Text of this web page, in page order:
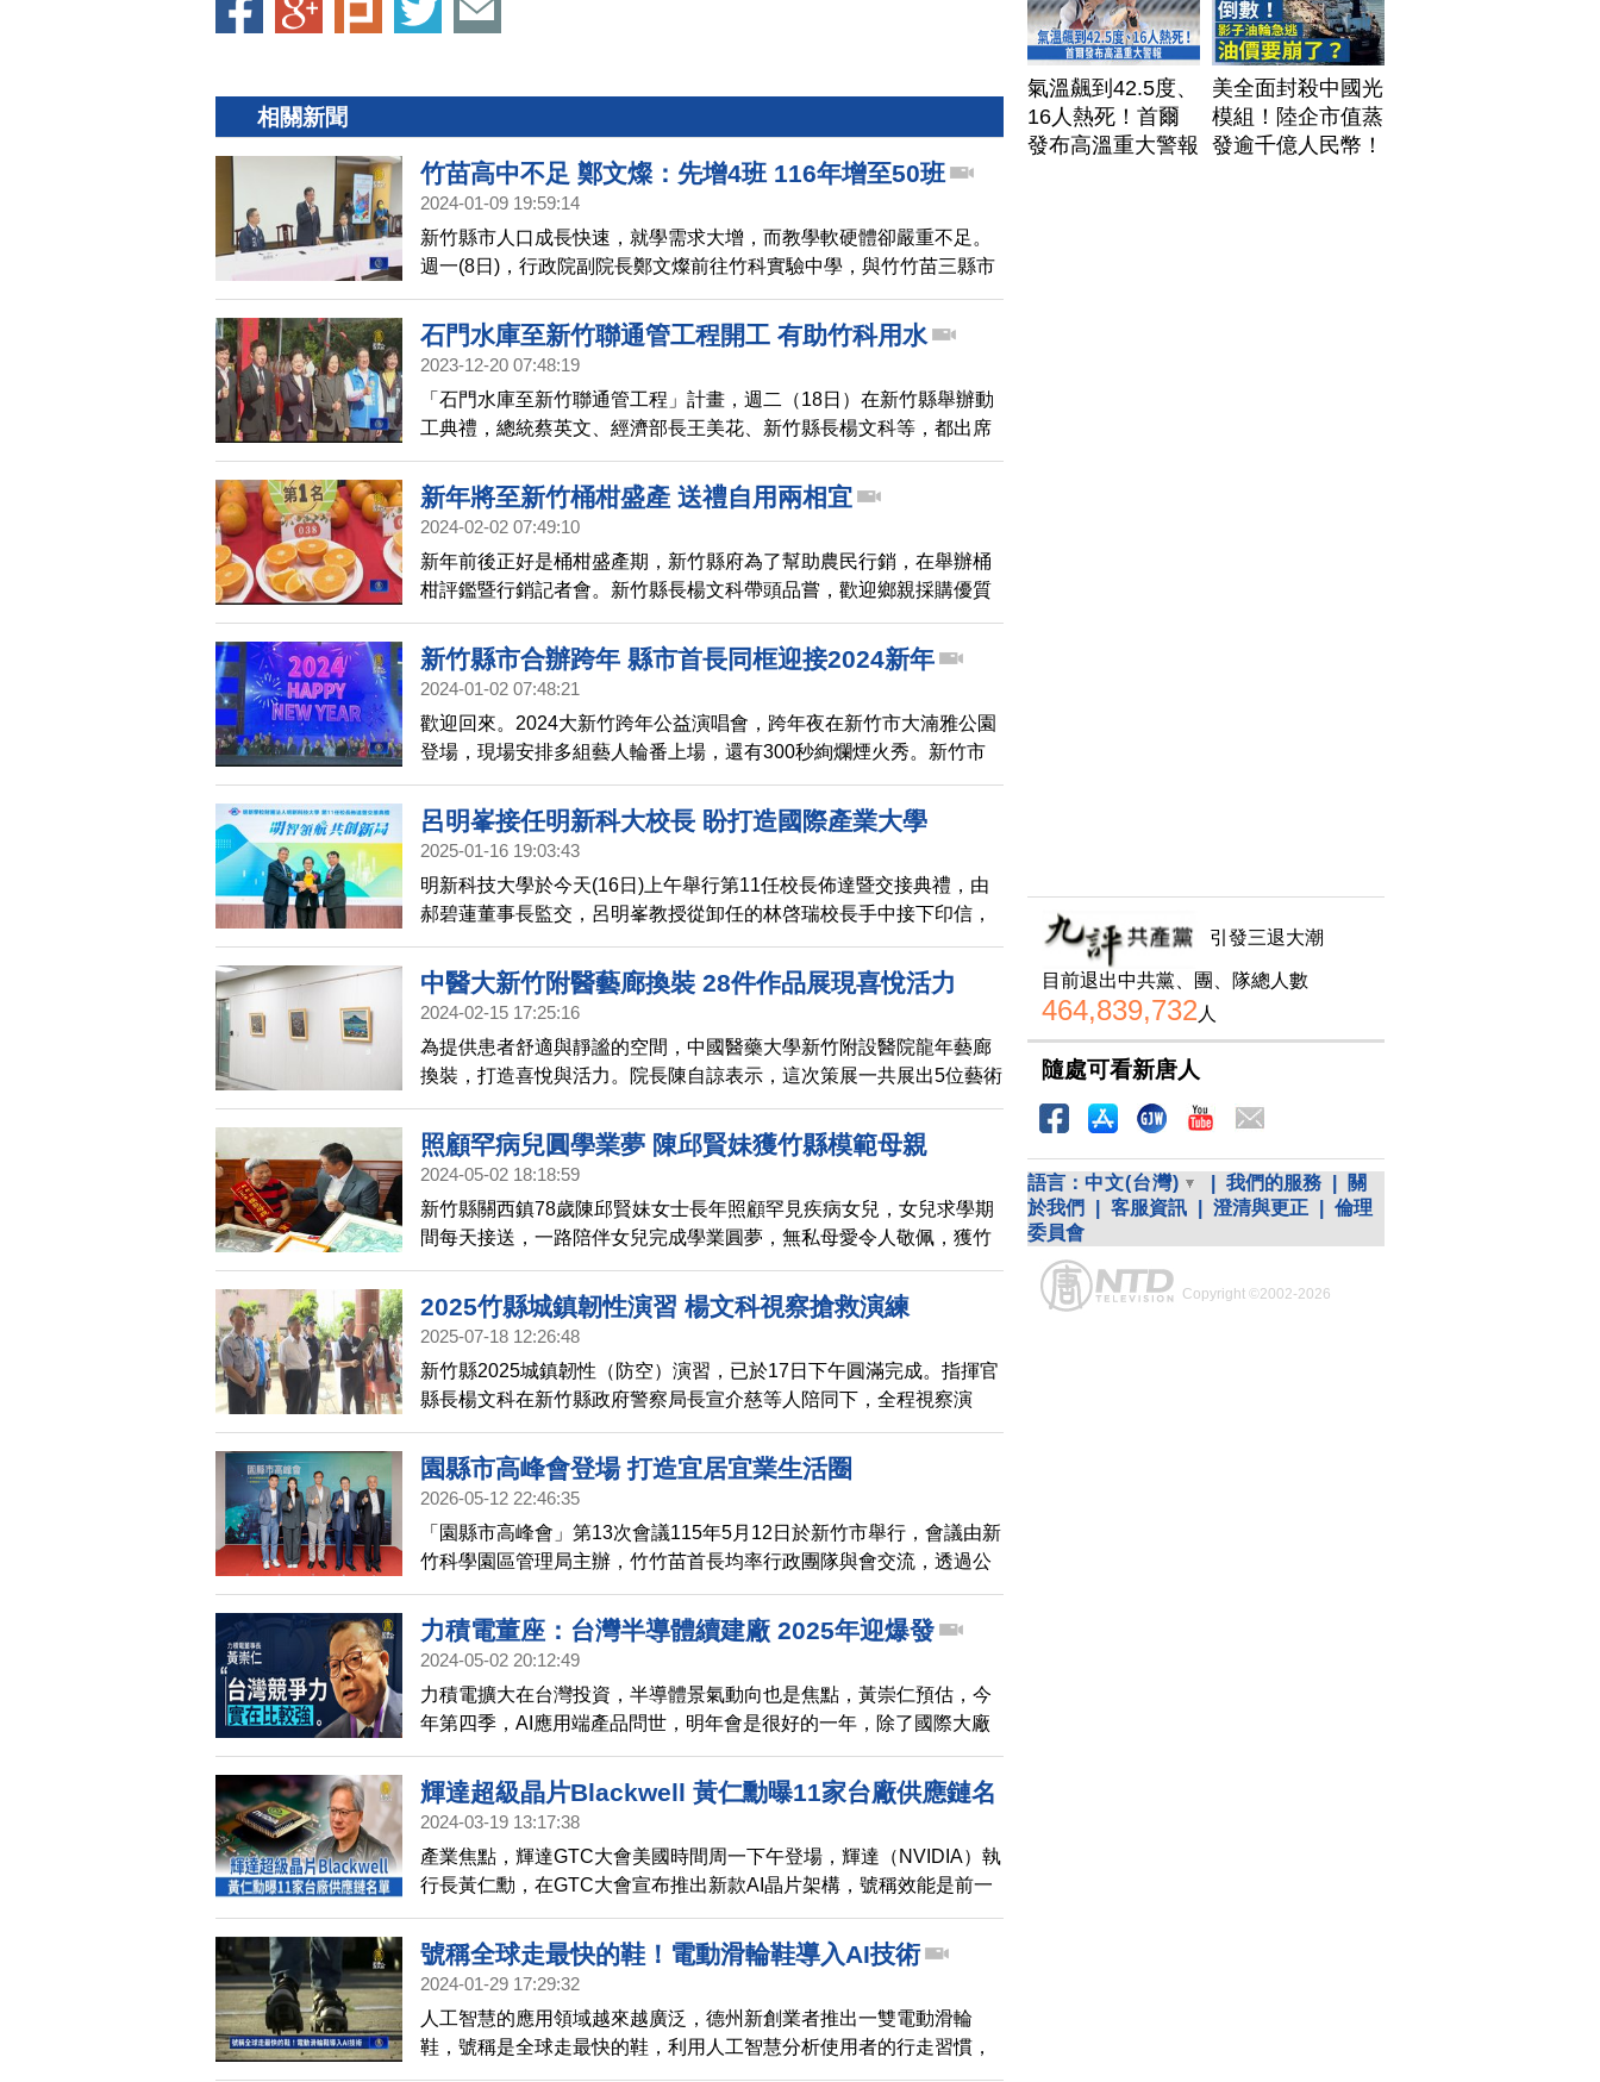
相關新聞
竹苗高中不足 鄭文燦：先增4班 116年增至50班
2024-01-09 19:59:14
新竹縣市人口成長快速，就學需求大增，而教學軟硬體卻嚴重不足。
週一(8日)，行政院副院長鄭文燦前往竹科實驗中學，與竹竹苗三縣市
首長座談。鄭文燦允諾，大新竹地區國立高中在113學年8月先增設4
班，並逐年增加到116學年至少50班，名額至少1700人。
石門水庫至新竹聯通管工程開工 有助竹科用水
2023-12-20 07:48:19
「石門水庫至新竹聯通管工程」計畫，週二（18日）在新竹縣舉辦動
工典禮，總統蔡英文、經濟部長王美花、新竹縣長楊文科等，都出席
參加動土儀式。總統蔡英文表示，這項工程是桃園到新竹的第二條備
援管線，完工後，石門水庫每日可供應30萬噸原水給新竹縣的寶二水
庫。
新年將至新竹桶柑盛產 送禮自用兩相宜
2024-02-02 07:49:10
新年前後正好是桶柑盛產期，新竹縣府為了幫助農民行銷，在舉辦桶
柑評鑑暨行銷記者會。新竹縣長楊文科帶頭品嘗，歡迎鄉親採購優質
的新竹桶柑，「大桔大利」過新年。
新竹縣市合辦跨年 縣市首長同框迎接2024新年
2024-01-02 07:48:21
歡迎回來。2024大新竹跨年公益演唱會，跨年夜在新竹市大湳雅公園
登場，現場安排多組藝人輪番上場，還有300秒絢爛煙火秀。新竹市
長高虹安、新竹縣長楊文科等人也到場，與民眾一起迎接2024新年到
來。
呂明峯接任明新科大校長 盼打造國際產業大學
2025-01-16 19:03:43
明新科技大學於今天(16日)上午舉行第11任校長佈達暨交接典禮，由
郝碧蓮董事長監交，呂明峯教授從卸任的林啓瑞校長手中接下印信，
完成校務傳承，2/1正式上任。
中醫大新竹附醫藝廊換裝 28件作品展現喜悅活力
2024-02-15 17:25:16
為提供患者舒適與靜謐的空間，中國醫藥大學新竹附設醫院龍年藝廊
換裝，打造喜悅與活力。院長陳自諒表示，這次策展一共展出5位藝術
家，28件作品，包含朱德群「喜相逢」、陳嘉慧「橙韻花蔚」、劉邦
光「家園」、 傅振賢「生活日誌」、蔡政維雕塑「騰精靈」等國際級
藝術家，主題以喜悅、活力、自由以及慢活。
照顧罕病兒圓學業夢 陳邱賢妹獲竹縣模範母親
2024-05-02 18:18:59
新竹縣關西鎮78歲陳邱賢妹女士長年照顧罕見疾病女兒，女兒求學期
間每天接送，一路陪伴女兒完成學業圓夢，無私母愛令人敬佩，獲竹
縣模範母親「給力媽媽」代表。
2025竹縣城鎮韌性演習 楊文科視察搶救演練
2025-07-18 12:26:48
新竹縣2025城鎮韌性（防空）演習，已於17日下午圓滿完成。指揮官
縣長楊文科在新竹縣政府警察局長宣介慈等人陪同下，全程視察演
習，逐一視導驗證區新豐鄉交通管制及疏散避難執行情形、戰災搶救
演練及戰時災民收容救濟站開設演練，同時慰勉執勤人員的辛勞。
園縣市高峰會登場 打造宜居宜業生活圈
2026-05-12 22:46:35
「園縣市高峰會」第13次會議115年5月12日於新竹市舉行，會議由新
竹科學園區管理局主辦，竹竹苗首長均率行政團隊與會交流，透過公
私跨域合作與交流，打造更宜居宜業的共同生活圈。
力積電董座：台灣半導體續建廠 2025年迎爆發
2024-05-02 20:12:49
力積電擴大在台灣投資，半導體景氣動向也是焦點，黃崇仁預估，今
年第四季，AI應用端產品問世，明年會是很好的一年，除了國際大廠
鎖定高頻寬記憶體發展，台廠也看好記憶體堆疊技術。
輝達超級晶片Blackwell 黃仁勳曝11家台廠供應鏈名
單
2024-03-19 13:17:38
產業焦點，輝達GTC大會美國時間周一下午登場，輝達（NVIDIA）執
行長黃仁勳，在GTC大會宣布推出新款AI晶片架構，號稱效能是前一
代五倍，除了由台積電4奈米製程代工，算力大幅提升的同時，也曝光
11家台廠供應鏈名單。
號稱全球走最快的鞋！電動滑輪鞋導入AI技術
2024-01-29 17:29:32
人工智慧的應用領域越來越廣泛，德州新創業者推出一雙電動滑輪
鞋，號稱是全球走最快的鞋，利用人工智慧分析使用者的行走習慣，
讓步行更有效率。
氣溫飆到42.5度、
16人熱死！首爾
發布高溫重大警報
美全面封殺中國光
模組！陸企市值蒸
發逾千億人民幣！
引發三退大潮
目前退出中共黨、團、隊總人數
464,839,732 人
隨處可看新唐人
語言： 中文(台灣) 我們的服務
關
於我們
客服資訊 澄清與更正
倫理
委員會
Copyright ©2002-2026